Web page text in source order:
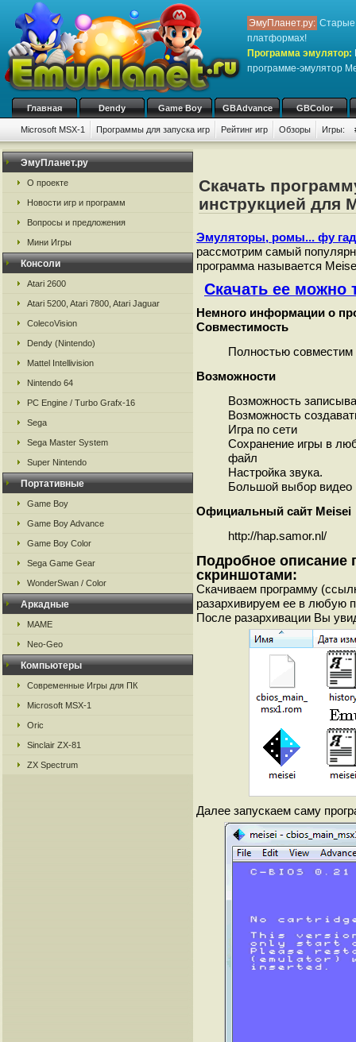
ЭмуПланет.ру: Старые
платформах!
Программа эмулятор:
программе-эмулятор
Главная Dendy Game Boy GBAdvance GBColor
Microsoft MSX-1 Программы для запуска игр Рейтинг игр Обзоры Игры:
ЭмуПланет.ру
О проекте
Новости игр и программ
Вопросы и предложения
Мини Игры
Консоли
Atari 2600
Atari 5200, Atari 7800, Atari Jaguar
ColecoVision
Dendy (Nintendo)
Mattel Intellivision
Nintendo 64
PC Engine / Turbo Grafx-16
Sega
Sega Master System
Super Nintendo
Портативные
Game Boy
Game Boy Advance
Game Boy Color
Sega Game Gear
WonderSwan / Color
Аркадные
MAME
Neo-Geo
Компьютеры
Современные Игры для ПК
Microsoft MSX-1
Oric
Sinclair ZX-81
ZX Spectrum
Скачать
инструкцией для
Эмуляторы, ромы... фу
рассмотрим самый
программа называется
Скачать ее можно
Немного информации о
Совместимость
Полностью
Возможности
Возможность
Возможность
Игра по сети
Сохранение игры в
файл
Настройка звука.
Большой выбор видео
Официальный сайт Meisei
http://hap.samor.nl/
Подробное описание
скриншотами:
Скачиваем программу
разархивируем ее в любую
После разархивации Вы
Далее запускаем саму